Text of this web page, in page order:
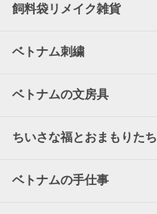
飼料袋リメイク雑貨
ベトナム刺繍
ベトナムの文房具
ちいさな福とおまもりたち
ベトナムの手仕事